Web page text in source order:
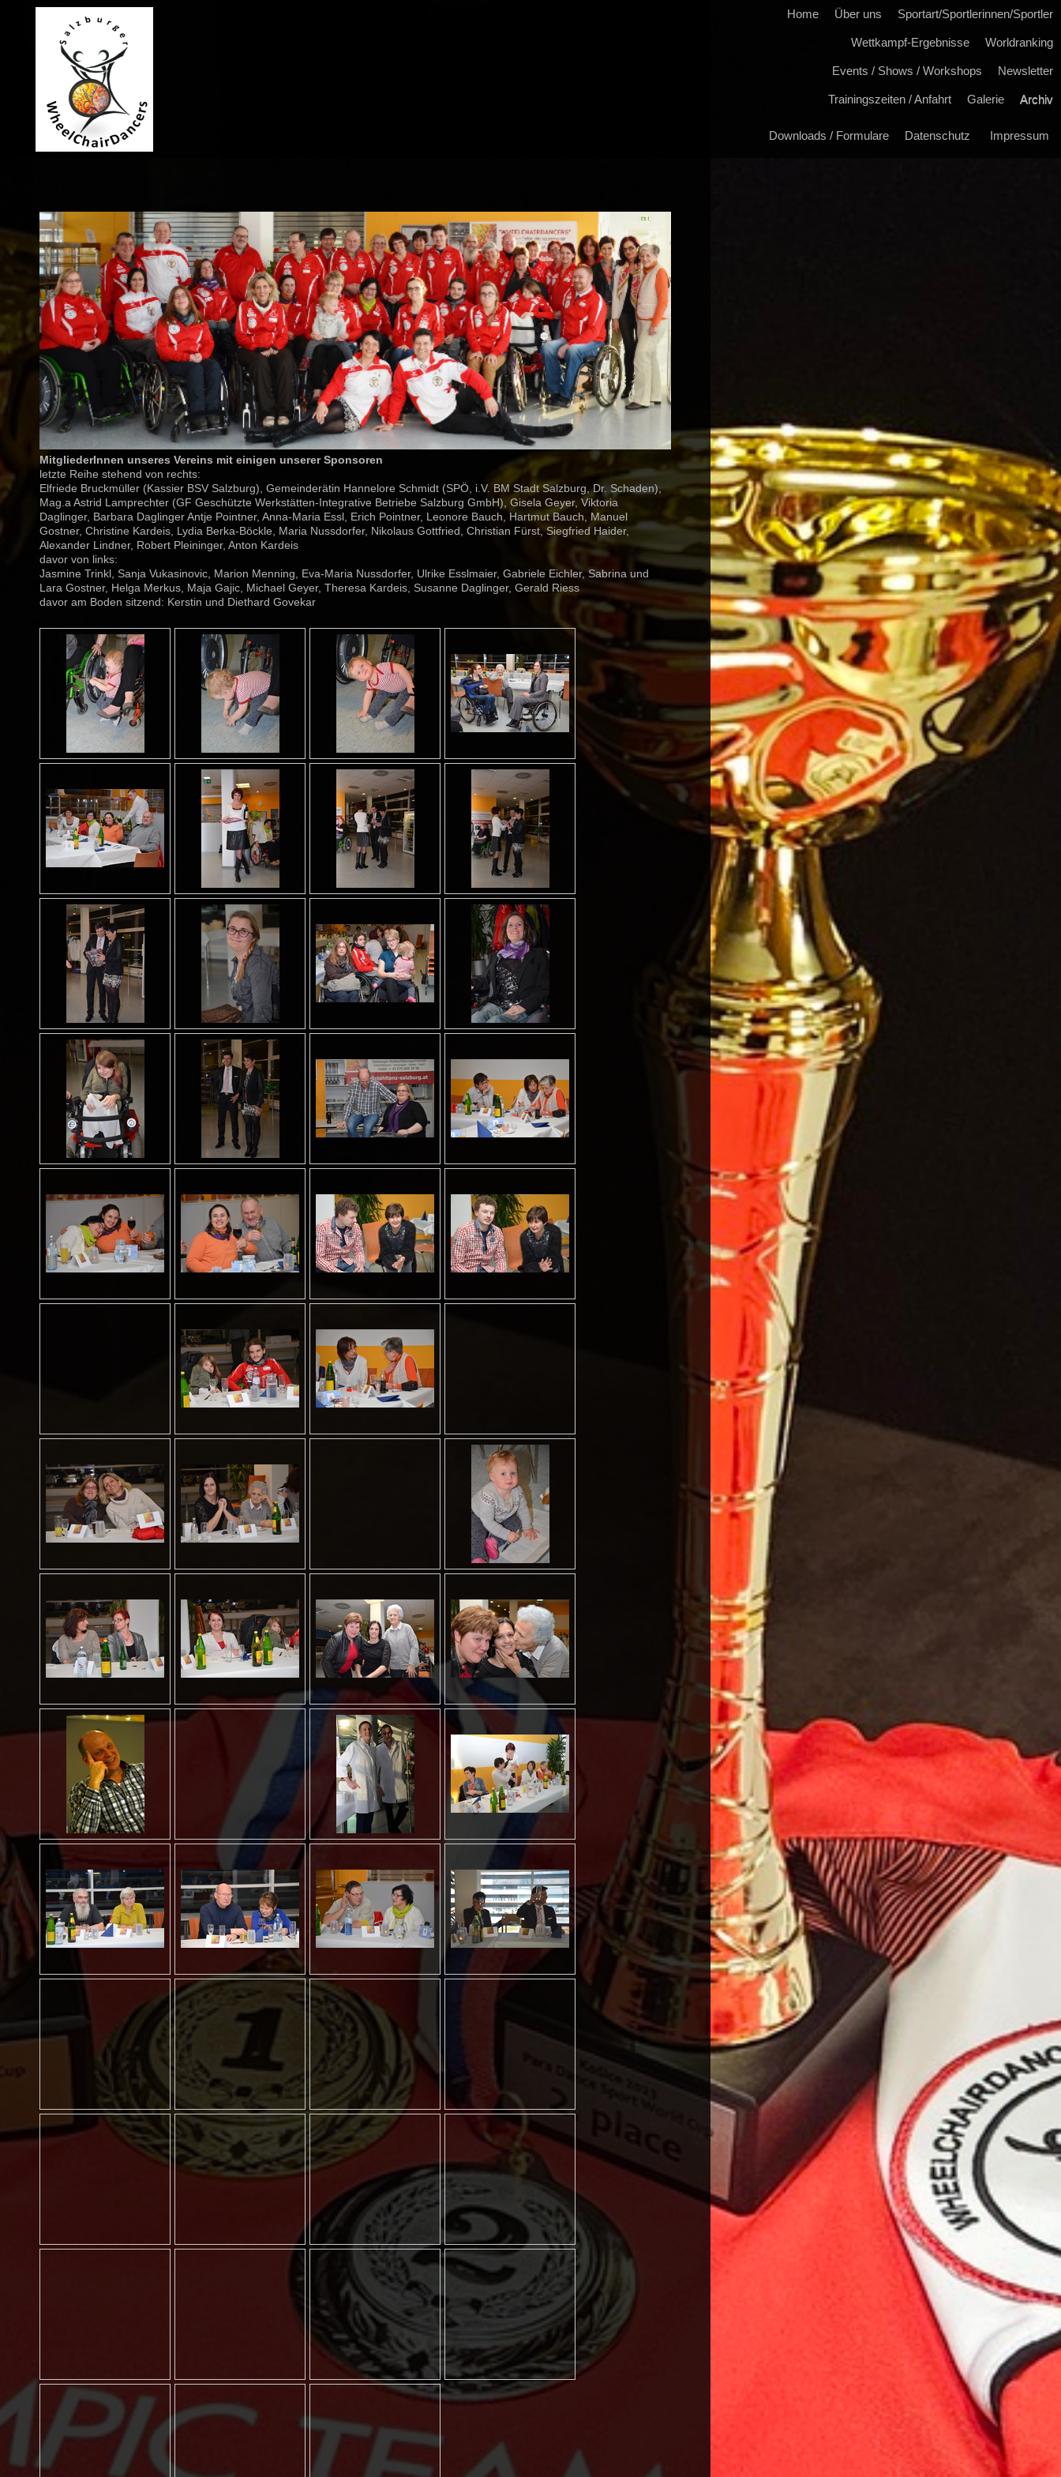
Home Über uns Sportart/Sportlerinnen/Sportler
Wettkampf-Ergebnisse Worldranking
Events / Shows / Workshops Newsletter
Trainingszeiten / Anfahrt Galerie Archiv
Downloads / Formulare Datenschutz Impressum
MitgliederInnen unseres Vereins mit einigen unserer Sponsoren
letzte Reihe stehend von rechts:
Elfriede Bruckmüller (Kassier BSV Salzburg), Gemeinderätin Hannelore Schmidt (SPÖ, i.V. BM Stadt Salzburg, Dr. Schaden),
Mag.a Astrid Lamprechter (GF Geschützte Werkstätten-Integrative Betriebe Salzburg GmbH), Gisela Geyer, Viktoria
Daglinger, Barbara Daglinger Antje Pointner, Anna-Maria Essl, Erich Pointner, Leonore Bauch, Hartmut Bauch, Manuel
Gostner, Christine Kardeis, Lydia Berka-Böckle, Maria Nussdorfer, Nikolaus Gottfried, Christian Fürst, Siegfried Haider,
Alexander Lindner, Robert Pleininger, Anton Kardeis
davor von links:
Jasmine Trinkl, Sanja Vukasinovic, Marion Menning, Eva-Maria Nussdorfer, Ulrike Esslmaier, Gabriele Eichler, Sabrina und
Lara Gostner, Helga Merkus, Maja Gajic, Michael Geyer, Theresa Kardeis, Susanne Daglinger, Gerald Riess
davor am Boden sitzend: Kerstin und Diethard Govekar